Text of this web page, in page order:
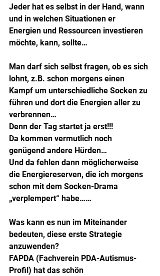
Jeder hat es selbst in der Hand, wann
und in welchen Situationen er
Energien und Ressourcen investieren
möchte, kann, sollte…
Man darf sich selbst fragen, ob es sich
lohnt, z.B. schon morgens einen
Kampf um unterschiedliche Socken zu
führen und dort die Energien aller zu
verbrennen…
Denn der Tag startet ja erst!!!
Da kommen vermutlich noch
genügend andere Hürden…
Und da fehlen dann möglicherweise
die Energiereserven, die ich morgens
schon mit dem Socken-Drama
„verplempert“ habe……
Was kann es nun im Miteinander
bedeuten, diese erste Strategie
anzuwenden?
FAPDA (Fachverein PDA-Autismus-
Profil) hat das schön